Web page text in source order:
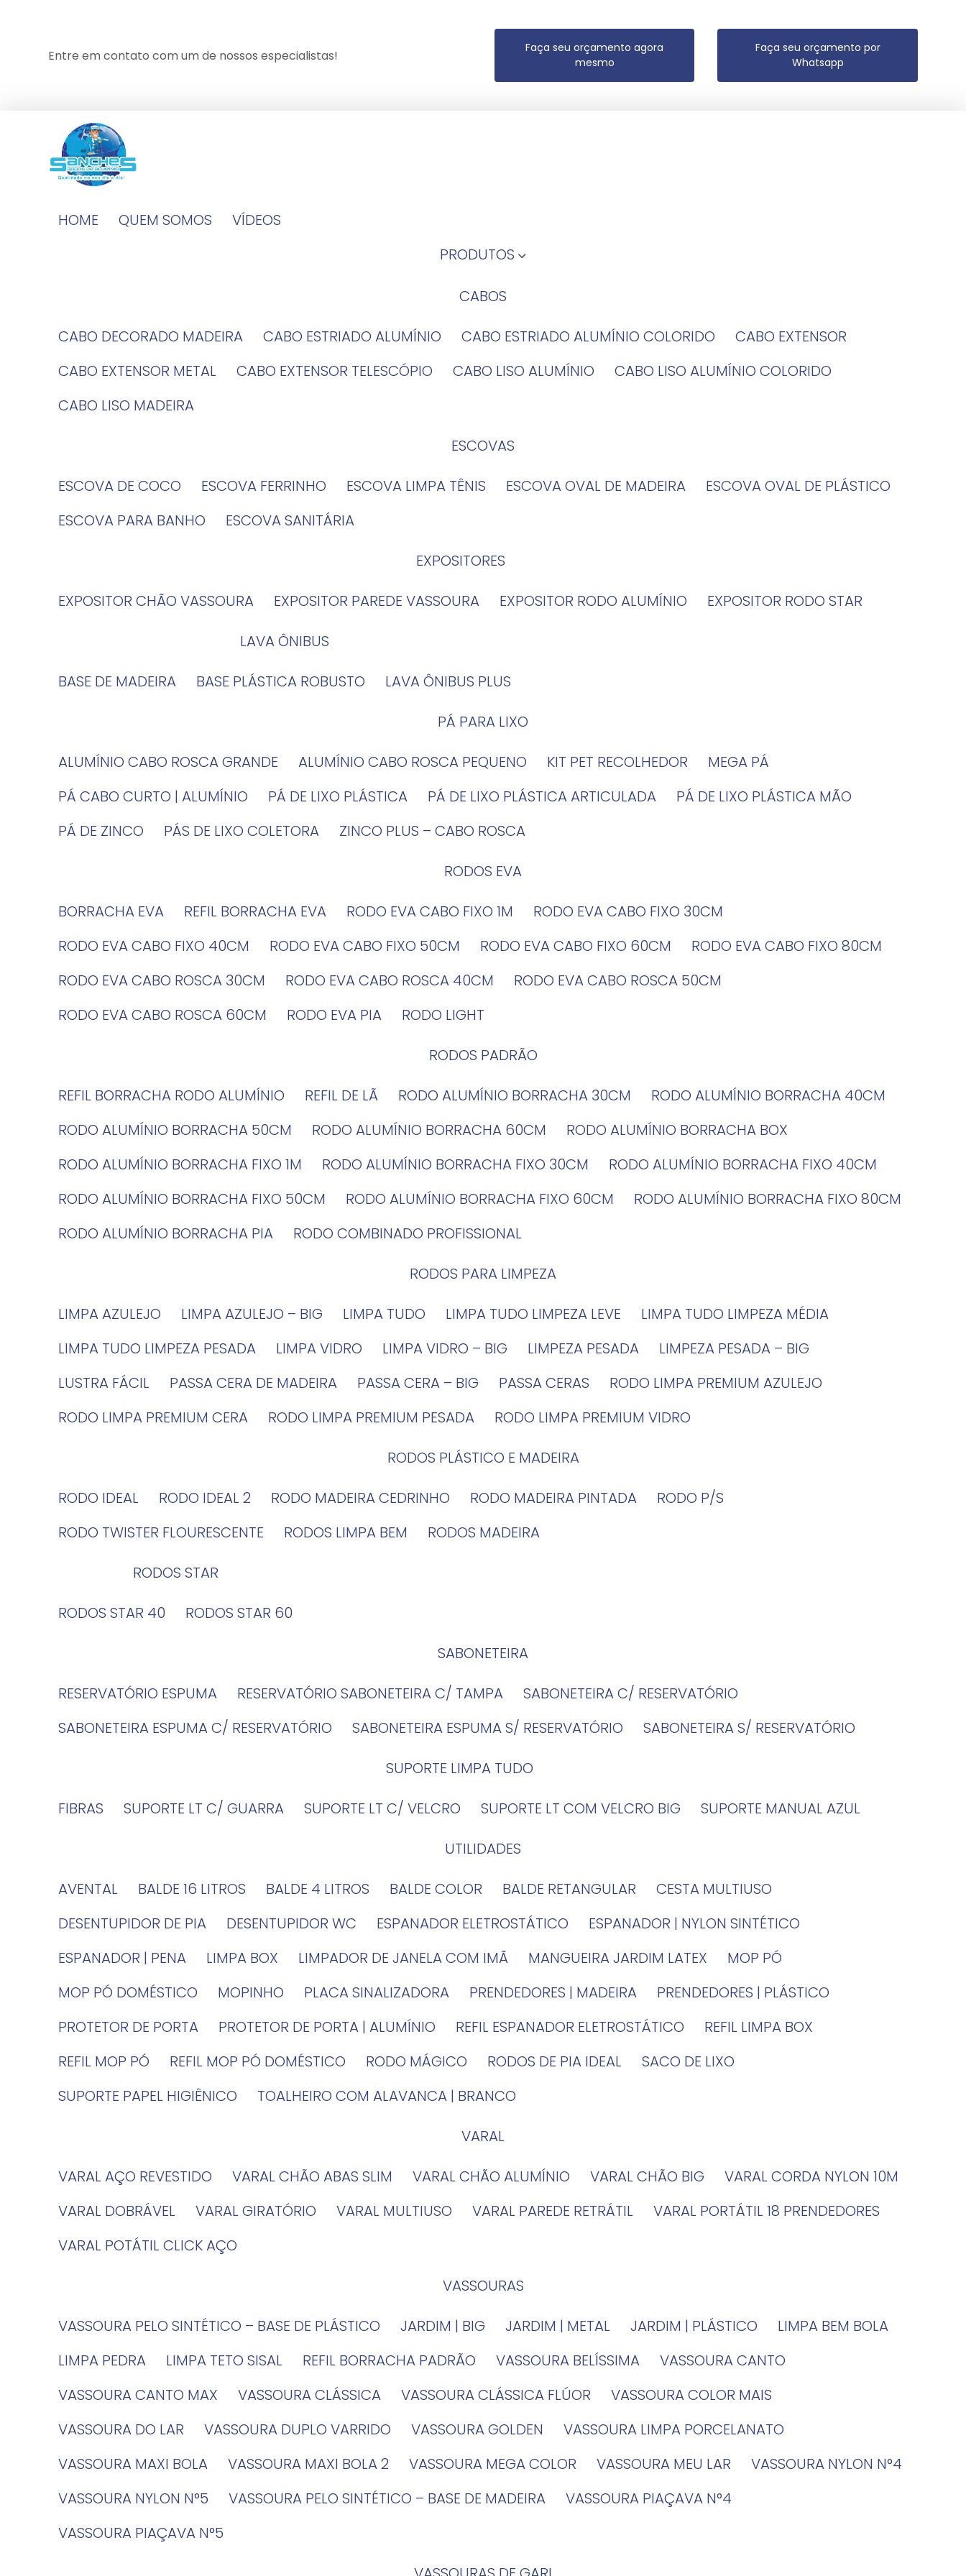
Entre em contato com um de nossos especialistas!
Faça seu orçamento agora
mesmo
Faça seu orçamento por
Whatsapp
HOME QUEM SOMOS
VÍDEOS
PRODUTOS
CABOS
CABO DECORADO MADEIRA
CABO ESTRIADO ALUMÍNIO CABO ESTRIADO ALUMÍNIO COLORIDO
CABO EXTENSOR
CABO EXTENSOR METAL
CABO EXTENSOR TELESCÓPIO CABO LISO ALUMÍNIO
CABO LISO ALUMÍNIO COLORIDO
CABO LISO MADEIRA
ESCOVAS
ESCOVA DE COCO
ESCOVA FERRINHO ESCOVA LIMPA TÊNIS ESCOVA OVAL DE MADEIRA
ESCOVA OVAL DE PLÁSTICO
ESCOVA PARA BANHO
ESCOVA SANITÁRIA
EXPOSITORES
EXPOSITOR CHÃO VASSOURA
EXPOSITOR PAREDE VASSOURA EXPOSITOR RODO ALUMÍNIO
EXPOSITOR RODO STAR
LAVA ÔNIBUS
BASE DE MADEIRA
BASE PLÁSTICA ROBUSTO
LAVA ÔNIBUS PLUS
PÁ PARA LIXO
ALUMÍNIO CABO ROSCA GRANDE
ALUMÍNIO CABO ROSCA PEQUENO KIT PET RECOLHEDOR
MEGA PÁ
PÁ CABO CURTO | ALUMÍNIO
PÁ DE LIXO PLÁSTICA PÁ DE LIXO PLÁSTICA ARTICULADA
PÁ DE LIXO PLÁSTICA MÃO
PÁ DE ZINCO
PÁS DE LIXO COLETORA
ZINCO PLUS – CABO ROSCA
RODOS EVA
BORRACHA EVA
REFIL BORRACHA EVA RODO EVA CABO FIXO 1M
RODO EVA CABO FIXO 30CM
RODO EVA CABO FIXO 40CM
RODO EVA CABO FIXO 50CM RODO EVA CABO FIXO 60CM
RODO EVA CABO FIXO 80CM
RODO EVA CABO ROSCA 30CM
RODO EVA CABO ROSCA 40CM
RODO EVA CABO ROSCA 50CM
RODO EVA CABO ROSCA 60CM
RODO EVA PIA
RODO LIGHT
RODOS PADRÃO
REFIL BORRACHA RODO ALUMÍNIO
REFIL DE LÃ RODO ALUMÍNIO BORRACHA 30CM
RODO ALUMÍNIO BORRACHA 40CM
RODO ALUMÍNIO BORRACHA 50CM
RODO ALUMÍNIO BORRACHA 60CM
RODO ALUMÍNIO BORRACHA BOX
RODO ALUMÍNIO BORRACHA FIXO 1M
RODO ALUMÍNIO BORRACHA FIXO 30CM
RODO ALUMÍNIO BORRACHA FIXO 40CM
RODO ALUMÍNIO BORRACHA FIXO 50CM
RODO ALUMÍNIO BORRACHA FIXO 60CM
RODO ALUMÍNIO BORRACHA FIXO 80CM
RODO ALUMÍNIO BORRACHA PIA
RODO COMBINADO PROFISSIONAL
RODOS PARA LIMPEZA
LIMPA AZULEJO
LIMPA AZULEJO – BIG LIMPA TUDO LIMPA TUDO LIMPEZA LEVE
LIMPA TUDO LIMPEZA MÉDIA
LIMPA TUDO LIMPEZA PESADA
LIMPA VIDRO LIMPA VIDRO – BIG LIMPEZA PESADA
LIMPEZA PESADA – BIG
LUSTRA FÁCIL
PASSA CERA DE MADEIRA PASSA CERA – BIG PASSA CERAS
RODO LIMPA PREMIUM AZULEJO
RODO LIMPA PREMIUM CERA
RODO LIMPA PREMIUM PESADA
RODO LIMPA PREMIUM VIDRO
RODOS PLÁSTICO E MADEIRA
RODO IDEAL
RODO IDEAL 2 RODO MADEIRA CEDRINHO RODO MADEIRA PINTADA
RODO P/S
RODO TWISTER FLOURESCENTE
RODOS LIMPA BEM
RODOS MADEIRA
RODOS STAR
RODOS STAR 40
RODOS STAR 60
SABONETEIRA
RESERVATÓRIO ESPUMA
RESERVATÓRIO SABONETEIRA C/ TAMPA
SABONETEIRA C/ RESERVATÓRIO
SABONETEIRA ESPUMA C/ RESERVATÓRIO
SABONETEIRA ESPUMA S/ RESERVATÓRIO
SABONETEIRA S/ RESERVATÓRIO
SUPORTE LIMPA TUDO
FIBRAS
SUPORTE LT C/ GUARRA SUPORTE LT C/ VELCRO SUPORTE LT COM VELCRO BIG
SUPORTE MANUAL AZUL
UTILIDADES
AVENTAL
BALDE 16 LITROS BALDE 4 LITROS BALDE COLOR BALDE RETANGULAR
CESTA MULTIUSO
DESENTUPIDOR DE PIA
DESENTUPIDOR WC ESPANADOR ELETROSTÁTICO
ESPANADOR | NYLON SINTÉTICO
ESPANADOR | PENA
LIMPA BOX LIMPADOR DE JANELA COM IMÃ MANGUEIRA JARDIM LATEX
MOP PÓ
MOP PÓ DOMÉSTICO
MOPINHO PLACA SINALIZADORA PRENDEDORES | MADEIRA
PRENDEDORES | PLÁSTICO
PROTETOR DE PORTA
PROTETOR DE PORTA | ALUMÍNIO REFIL ESPANADOR ELETROSTÁTICO
REFIL LIMPA BOX
REFIL MOP PÓ
REFIL MOP PÓ DOMÉSTICO RODO MÁGICO RODOS DE PIA IDEAL
SACO DE LIXO
SUPORTE PAPEL HIGIÊNICO
TOALHEIRO COM ALAVANCA | BRANCO
VARAL
VARAL AÇO REVESTIDO
VARAL CHÃO ABAS SLIM VARAL CHÃO ALUMÍNIO VARAL CHÃO BIG
VARAL CORDA NYLON 10M
VARAL DOBRÁVEL
VARAL GIRATÓRIO VARAL MULTIUSO VARAL PAREDE RETRÁTIL
VARAL PORTÁTIL 18 PRENDEDORES
VARAL POTÁTIL CLICK AÇO
VASSOURAS
VASSOURA PELO SINTÉTICO – BASE DE PLÁSTICO
JARDIM | BIG JARDIM | METAL JARDIM | PLÁSTICO
LIMPA BEM BOLA
LIMPA PEDRA
LIMPA TETO SISAL REFIL BORRACHA PADRÃO VASSOURA BELÍSSIMA
VASSOURA CANTO
VASSOURA CANTO MAX
VASSOURA CLÁSSICA VASSOURA CLÁSSICA FLÚOR
VASSOURA COLOR MAIS
VASSOURA DO LAR
VASSOURA DUPLO VARRIDO VASSOURA GOLDEN
VASSOURA LIMPA PORCELANATO
VASSOURA MAXI BOLA
VASSOURA MAXI BOLA 2 VASSOURA MEGA COLOR VASSOURA MEU LAR
VASSOURA NYLON N°4
VASSOURA NYLON N°5
VASSOURA PELO SINTÉTICO – BASE DE MADEIRA
VASSOURA PIAÇAVA N°4
VASSOURA PIAÇAVA N°5